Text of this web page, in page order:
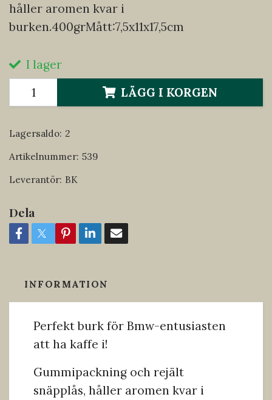
håller aromen kvar i
burken.400grMått:7,5x11x17,5cm
I lager
LÄGG I KORGEN
Lagersaldo: 2
Artikelnummer: 539
Leverantör: BK
Dela
INFORMATION
Perfekt burk för Bmw-entusiasten
att ha kaffe i!
Gummipackning och rejält
snäpplås, håller aromen kvar i